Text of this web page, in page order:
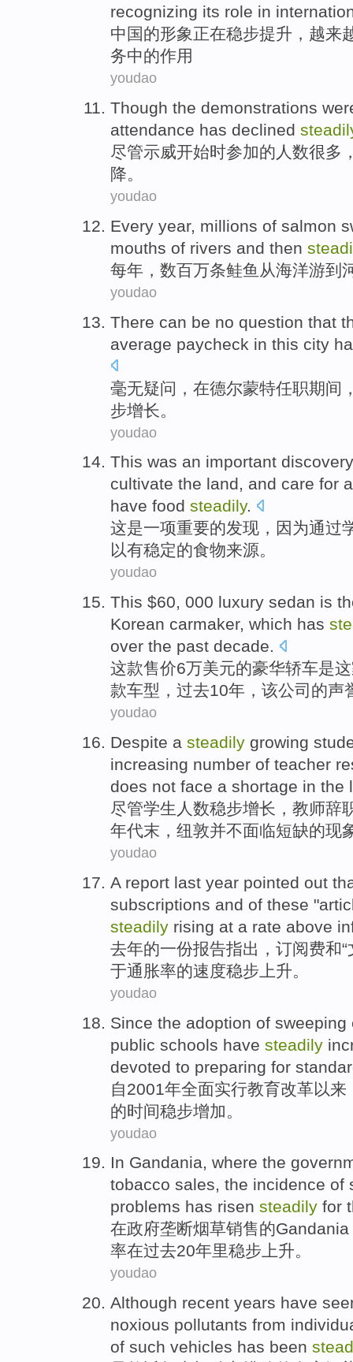
recognizing its role in
中国的形象正在稳步提升， 越来
务中的作用
youdao
Though the demonstrations
attendance has declined
尽管示威开始时参加的 人数很多
降。
youdao
Every year, millions of salmon
mouths of rivers and then
每年 ， 数百万条鲑鱼 从海洋游到
youdao
There can be no question that
average paycheck in this city
毫无疑问 ， 在德尔蒙特任职期间
步增长。
youdao
This was an important discovery
cultivate the land, and care for
have food steadily.
这是一项重要的发现 ， 因为通过
以有稳定的食物来源。
youdao
This $60, 000 luxury sedan is
Korean carmaker, which has
over the past decade.
这款售价6万美元的豪华轿车是
款车型， 过去10年，该公司的声
youdao
Despite a steadily growing
increasing number of teacher
does not face a shortage in the
尽管学生 人数稳步增长 ， 教师辞
年代末， 纽敦并不面临短缺的现
youdao
A report last year pointed out
subscriptions and of these "
steadily rising at a rate above
去年的一份报告指出 ， 订阅费和“
于通胀率的速度稳步 上升。
youdao
Since the adoption of sweeping
public schools have steadily
devoted to preparing for
自2001年全面实行教育改革以来
的时间稳步增加 。
youdao
In Gandania, where the
tobacco sales, the incidence of
problems has risen steadily for
在政府垄断烟草销售的Gandania
率在过去20年里稳步 上升。
youdao
Although recent years have
noxious pollutants from
of such vehicles has been